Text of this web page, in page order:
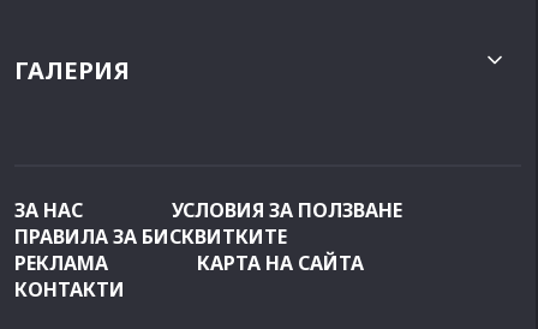
ГАЛЕРИЯ
ЗА НАС
УСЛОВИЯ ЗА ПОЛЗВАНЕ
ПРАВИЛА ЗА БИСКВИТКИТЕ
РЕКЛАМА
КАРТА НА САЙТА
КОНТАКТИ